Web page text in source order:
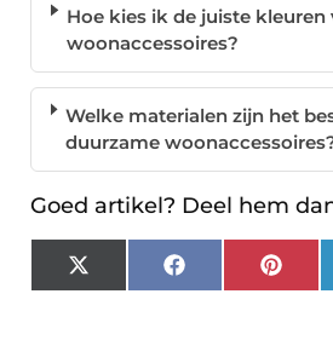
Hoe kies ik de juiste
woonaccessoires?
Welke materialen zijn het
duurzame
Goed artikel? Deel hem
X
(Twitter)
Facebook